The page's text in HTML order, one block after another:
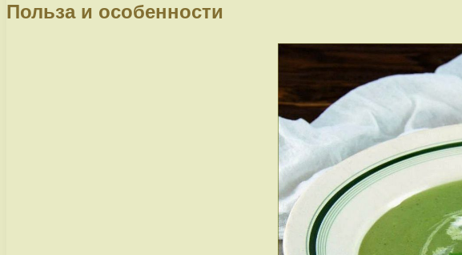
Польза и особенности